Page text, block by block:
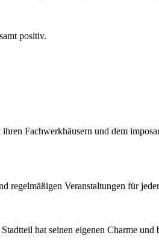
positiv.
Fachwerkhäusern und dem
regelmäßigen Veranstaltungen für
hat seinen eigenen Charme und